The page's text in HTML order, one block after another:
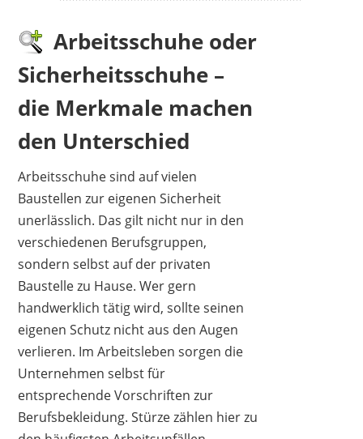
UVEX
Arbeitsschuhe oder
Sicherheitsschuhe –
die Merkmale machen
den Unterschied
Arbeitsschuhe sind auf vielen
Baustellen zur eigenen Sicherheit
unerlässlich. Das gilt nicht nur in den
verschiedenen Berufsgruppen,
sondern selbst auf der privaten
Baustelle zu Hause. Wer gern
handwerklich tätig wird, sollte seinen
eigenen Schutz nicht aus den Augen
verlieren. Im Arbeitsleben sorgen die
Unternehmen selbst für
entsprechende Vorschriften zur
Berufsbekleidung. Stürze zählen hier zu